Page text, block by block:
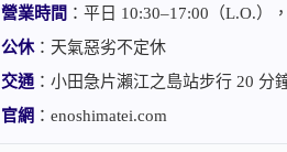
營業時間 ：平日 10:30–17:00（L.O.）
公休：天氣惡劣不定休
交通 ：小田急片瀨江之島站步行 20 分
官網 ：enoshimatei.com